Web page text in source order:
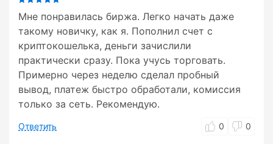
Мне понравилась биржа. Легко начать даже
такому новичку, как я. Пополнил счет с
криптокошелька, деньги зачислили
практически сразу. Пока учусь торговать.
Примерно через неделю сделал пробный
вывод, платеж быстро обработали, комиссия
только за сеть. Рекомендую.
Ответить 0 0